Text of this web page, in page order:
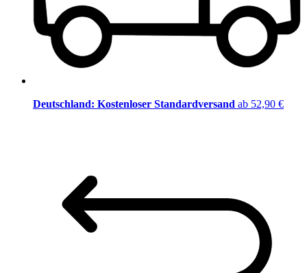
Deutschland: Kostenloser Standardversand ab 52,90 €